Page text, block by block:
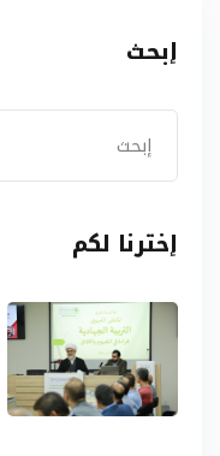
إبحث
إخترنا لكم